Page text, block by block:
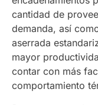
cantidad de
demanda, así
aserrada
mayor
contar con más
comportamiento